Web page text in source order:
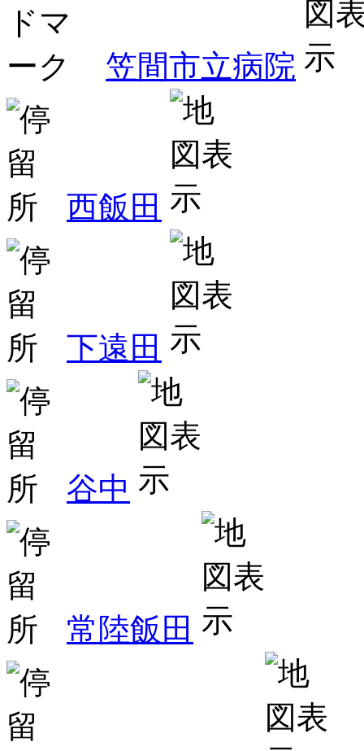
笠間市立病院
西飯田
下遠田
谷中
常陸飯田